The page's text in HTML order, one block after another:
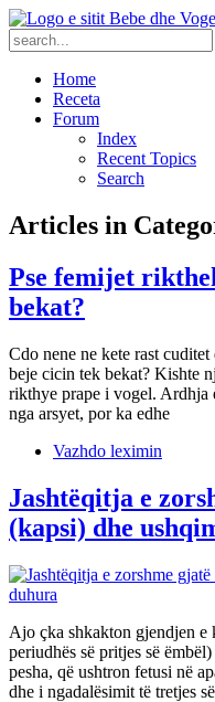
Home
Receta
Forum
Index
Recent Topics
Search
Articles in
Pse femijet
bekat?
Cdo nene ne kete rast
beje cicin tek bekat? Kishte
rikthye prape i vogel. Ardhja
nga arsyet, por ka edhe
Vazhdo leximin
Jashtëqitja e
(kapsi) dhe
Ajo çka shkakton gjendjen e
periudhës së pritjes së ëmbël)
pesha, që ushtron fetusi në
dhe i ngadalësimit të tretjes